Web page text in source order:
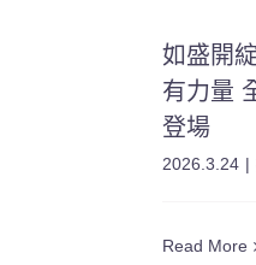
如盛開
有力量
登場
2026.3.24 |
Read More